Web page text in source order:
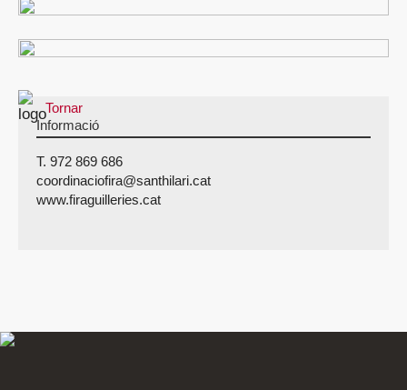
Tornar
Informació
T. 972 869 686
coordinaciofira@santhilari.cat
www.firaguilleries.cat